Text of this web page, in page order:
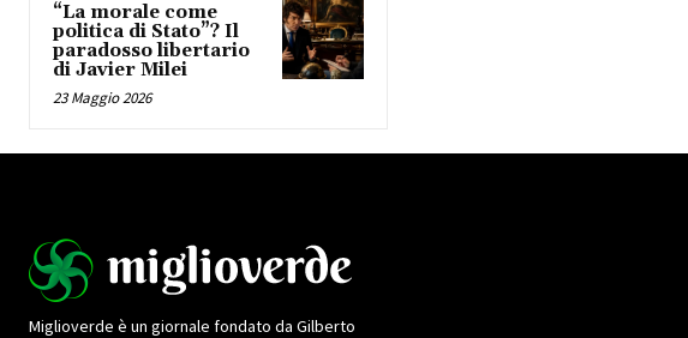
“La morale come
politica di Stato”? Il
paradosso libertario
di Javier Milei
23 Maggio 2026
Miglioverde è un giornale fondato da Gilberto